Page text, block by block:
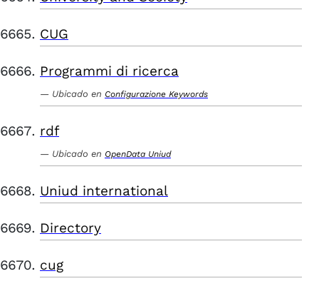
CUG
Programmi di ricerca
Ubicado en Configurazione Keywords
rdf
Ubicado en OpenData Uniud
Uniud international
Directory
cug